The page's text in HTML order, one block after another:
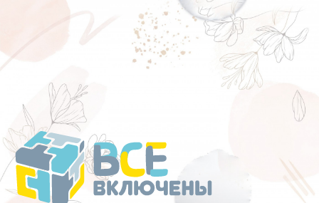
Перейти
к
содержанию